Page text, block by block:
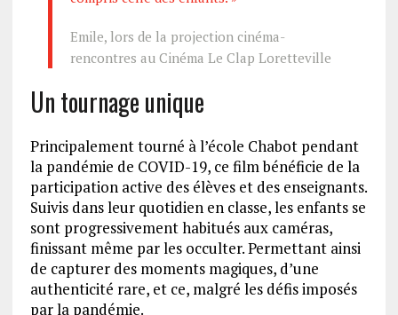
Emile, lors de la projection cinéma-
rencontres au Cinéma Le Clap Loretteville
Un tournage unique
Principalement tourné à l’école Chabot pendant
la pandémie de COVID-19, ce film bénéficie de la
participation active des élèves et des enseignants.
Suivis dans leur quotidien en classe, les enfants se
sont progressivement habitués aux caméras,
finissant même par les occulter. Permettant ainsi
de capturer des moments magiques, d’une
authenticité rare, et ce, malgré les défis imposés
par la pandémie.